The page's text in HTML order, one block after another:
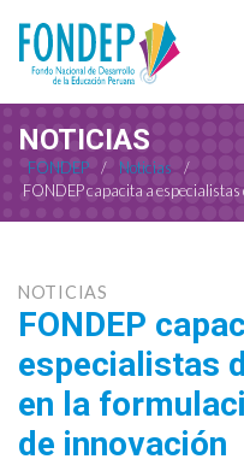
NOTICIAS
FONDEP / Noticias
/
FONDEP capacita a especialistas
NOTICIAS
FONDEP
especialistas
en la
de innovación